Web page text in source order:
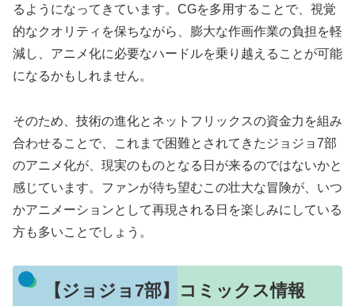
るようになってきています。CGを多用することで、視覚
的なクオリティを保ちながら、膨大な作画作業の負担を軽
減し、アニメ化に必要なハードルを乗り越えることが可能
になるかもしれません。
そのため、技術の進化とネットフリックスの資金力を組み
合わせることで、これまで困難とされてきたジョジョ7部
のアニメ化が、現実のものとなる日が来るのではないかと
感じています。ファンが待ち望むこの壮大な冒険が、いつ
かアニメーションとして再現される日を楽しみにしている
方も多いことでしょう。
【ジョジョ7部】コミックス情報